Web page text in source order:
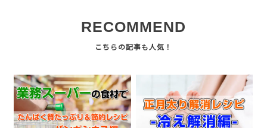
RECOMMEND